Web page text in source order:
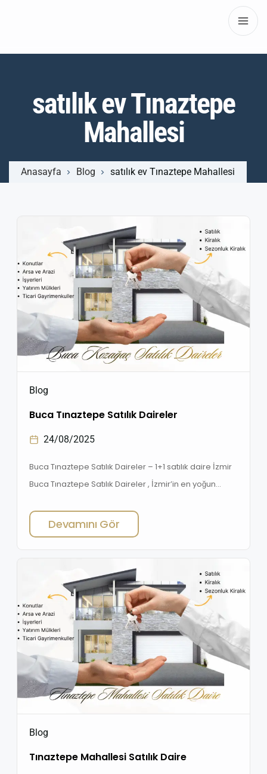
satılık ev Tınaztepe
Mahallesi
Anasayfa Blog satılık ev Tınaztepe Mahallesi
Blog
Buca Tınaztepe Satılık Daireler
24/08/2025
Buca Tınaztepe Satılık Daireler – 1+1 satılık daire İzmir
Buca Tınaztepe Satılık Daireler , İzmir’in en yoğun
özellikle Dokuz Eylül Üniversitesi Tınaztepe
Kampüsü’ne yakınlığı sayesinde gayrimenkul
sektöründe büyük ilgi görüyor. Buradaki satılık
daireler, hem öğrenciler hem aileler hem de
yatırımcılar için cazip fırsatlar sunuyor. Buca Tınaztepe
Satılık Daireler – […]
Devamını Gör
Blog
Tınaztepe Mahallesi Satılık Daire